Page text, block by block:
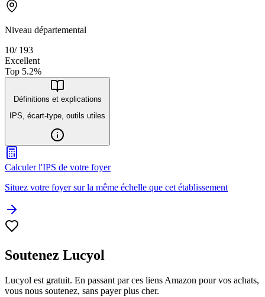
Niveau départemental
10/ 193
Excellent
Top 5.2%
Définitions et explications
IPS, écart-type, outils utiles
Calculer l'IPS de votre foyer
Situez votre foyer sur la même échelle que cet établissement
Soutenez Lucyol
Lucyol est gratuit. En passant par ces liens Amazon pour vos achats,
vous nous soutenez, sans payer plus cher.